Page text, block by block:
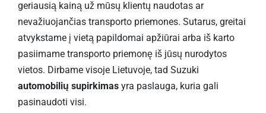
geriausią kainą už mūsų klientų naudotas ar
nevažiuojančias transporto priemones. Sutarus, greitai
atvykstame į vietą papildomai apžiūrai arba iš karto
pasiimame transporto priemonę iš jūsų nurodytos
vietos. Dirbame visoje Lietuvoje, tad Suzuki
automobilių supirkimas yra paslauga, kuria gali
pasinaudoti visi.